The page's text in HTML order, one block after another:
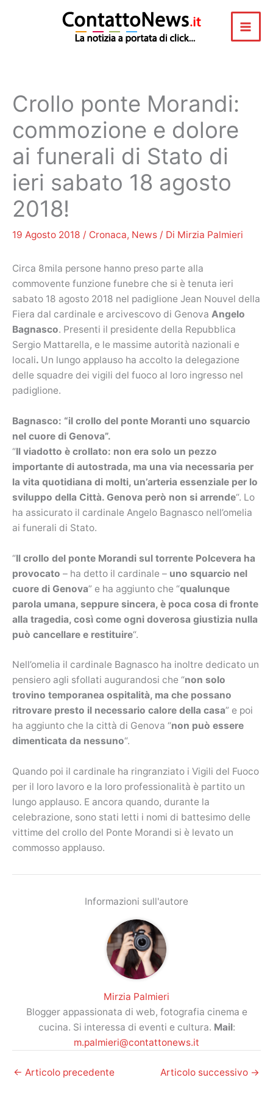
Crollo ponte Morandi:
commozione e dolore
ai funerali di Stato di
ieri sabato 18 agosto
2018!
19 Agosto 2018 / Cronaca, News / Di Mirzia Palmieri
Circa 8mila persone hanno preso parte alla
commovente funzione funebre che si è tenuta ieri
sabato 18 agosto 2018 nel padiglione Jean Nouvel della
Fiera dal cardinale e arcivescovo di Genova Angelo
Bagnasco. Presenti il presidente della Repubblica
Sergio Mattarella, e le massime autorità nazionali e
locali. Un lungo applauso ha accolto la delegazione
delle squadre dei vigili del fuoco al loro ingresso nel
padiglione.
Bagnasco: “il crollo del ponte Moranti uno squarcio
nel cuore di Genova”.
“Il viadotto è crollato: non era solo un pezzo
importante di autostrada, ma una via necessaria per
la vita quotidiana di molti, un’arteria essenziale per lo
sviluppo della Città. Genova però non si arrende“. Lo
ha assicurato il cardinale Angelo Bagnasco nell’omelia
ai funerali di Stato.
“Il crollo del ponte Morandi sul torrente Polcevera ha
provocato – ha detto il cardinale – uno squarcio nel
cuore di Genova” e ha aggiunto che “qualunque
parola umana, seppure sincera, è poca cosa di fronte
alla tragedia, così come ogni doverosa giustizia nulla
può cancellare e restituire“.
Nell’omelia il cardinale Bagnasco ha inoltre dedicato un
pensiero agli sfollati augurandosi che “non solo
trovino temporanea ospitalità, ma che possano
ritrovare presto il necessario calore della casa” e poi
ha aggiunto che la città di Genova “non può essere
dimenticata da nessuno“.
Quando poi il cardinale ha ringranziato i Vigili del Fuoco
per il loro lavoro e la loro professionalità è partito un
lungo applauso. E ancora quando, durante la
celebrazione, sono stati letti i nomi di battesimo delle
vittime del crollo del Ponte Morandi si è levato un
commosso applauso.
Informazioni sull'autore
Mirzia Palmieri
Blogger appassionata di web, fotografia cinema e
cucina. Si interessa di eventi e cultura. Mail:
m.palmieri@contattonews.it
← Articolo precedente Articolo successivo →